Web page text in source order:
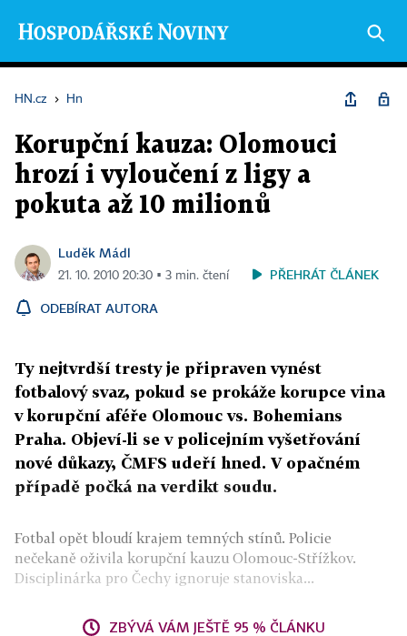
HN.cz › Hn
Korupční kauza: Olomouci
hrozí i vyloučení z ligy a
pokuta až 10 milionů
Luděk Mádl
21. 10. 2010 20:30 ▪ 3 min. čtení PŘEHRÁT ČLÁNEK
ODEBÍRAT AUTORA
Ty nejtvrdší tresty je připraven vynést
fotbalový svaz, pokud se prokáže korupce vina
v korupční aféře Olomouc vs. Bohemians
Praha. Objeví-li se v policejním vyšetřování
nové důkazy, ČMFS udeří hned. V opačném
případě počká na verdikt soudu.
Fotbal opět bloudí krajem temných stínů. Policie
nečekaně oživila korupční kauzu Olomouc-Střížkov.
Disciplinárka pro Čechy ignoruje stanoviska...
ZBÝVÁ VÁM JEŠTĚ 95 % ČLÁNKU